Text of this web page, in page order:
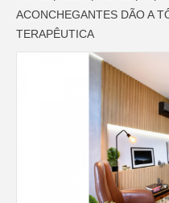
ACONCHEGANTES DÃO A
TERAPÊUTICA